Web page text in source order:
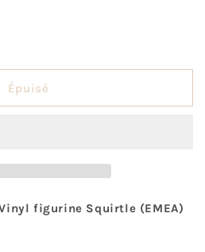
Épuisé
Vinyl figurine Squirtle (EMEA)